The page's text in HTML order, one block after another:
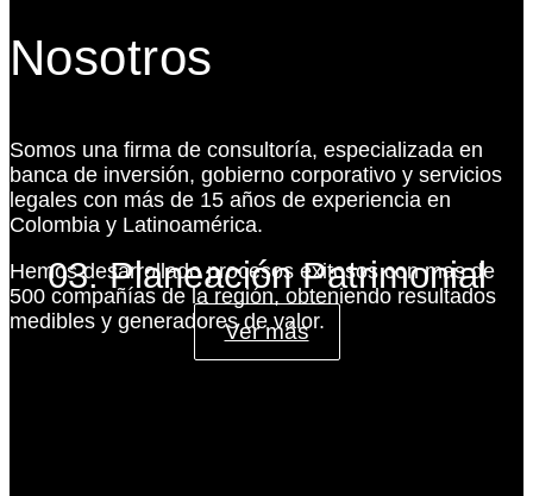
03. Planeación Patrimonial
Ver más
Nosotros
Somos una firma de consultoría, especializada en
banca de inversión, gobierno corporativo y servicios
legales con más de 15 años de experiencia en
Colombia y Latinoamérica.
Hemos desarrollado procesos exitosos con mas de
500 compañías de la región, obteniendo resultados
medibles y generadores de valor.